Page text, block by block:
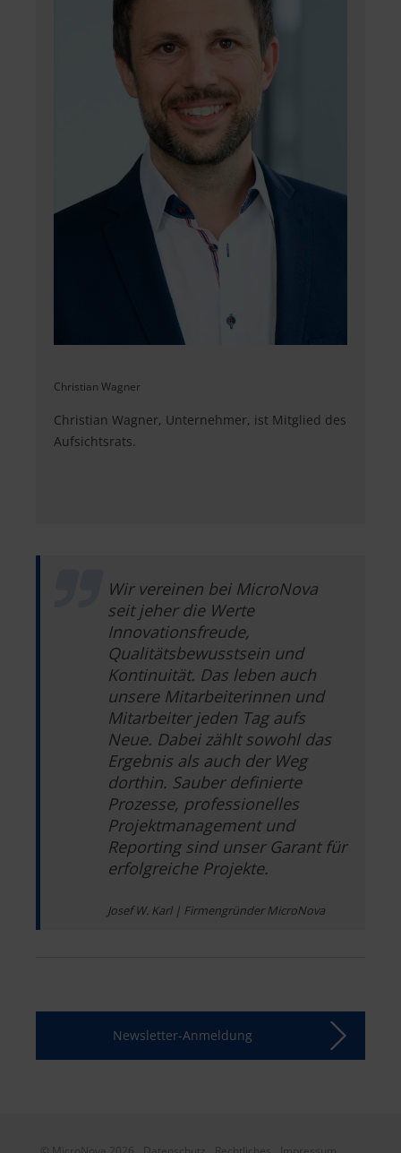
Christian Wagner
Christian Wagner, Unternehmer, ist Mitglied des
Aufsichtsrats.
Wir vereinen bei MicroNova
seit jeher die Werte
Innovationsfreude,
Qualitätsbewusstsein und
Kontinuität. Das leben auch
unsere Mitarbeiterinnen und
Mitarbeiter jeden Tag aufs
Neue. Dabei zählt sowohl das
Ergebnis als auch der Weg
dorthin. Sauber definierte
Prozesse, professionelles
Projektmanagement und
Reporting sind unser Garant für
erfolgreiche Projekte.
Josef W. Karl | Firmengründer MicroNova
Newsletter-Anmeldung